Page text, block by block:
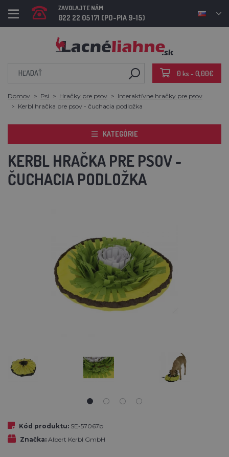
ZAVOLAJTE NÁM
022 22 05 171 (PO-PIA 9-15)
0 ks - 0,00€
Domov Psi Hračky pre psov
Interaktívne hračky pre psov
Kerbl hračka pre psov - čuchacia podložka
KATEGÓRIE
KERBL HRAČKA PRE PSOV -
ČUCHACIA PODLOŽKA
Kód produktu: SE-57067b
Značka: Albert Kerbl GmbH